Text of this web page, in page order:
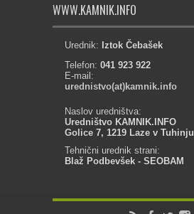
WWW.KAMNIK.INFO
Urednik: Iztok Čebašek
Telefon: 041 923 922
E-mail:
urednistvo(at)kamnik.info
Naslov uredništva:
Uredništvo KAMNIK.INFO
Golice 7, 1219 Laze v Tuhinju
Tehnični urednik strani:
Blaž Podbevšek - SEOBAM